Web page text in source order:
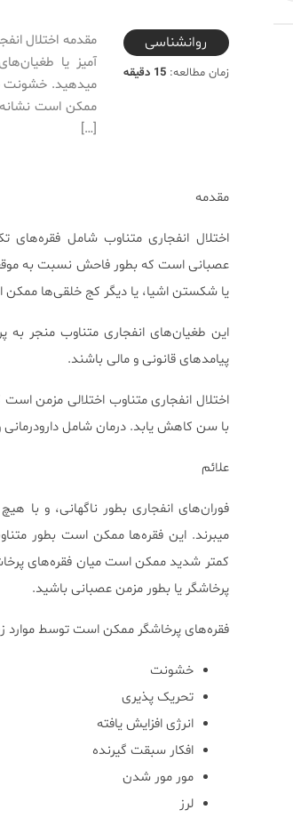
2020-06-11T12:00:00+04:30
روانشناسی
زمان مطالعه:15 دقیقه
مقدمه اختلال
آمیز یا
میدهید. خشونت
ممکن است
[…]
مقدمه
اختلال انفجاری متناوب شامل فقره‌های
عصبانی است که بطور فاحش نسبت به
یا شکستن اشیا، یا دیگر کج خلقی‌ها ممکن
این طغیان‌های انفجاری متناوب منجر به
پیامدهای قانونی و مالی باشند.
اختلال انفجاری متناوب اختلالی مزمن
با سن کاهش یابد. درمان شامل
علائم
میبرند. این فقره‌ها ممکن است بطور
کمتر شدید ممکن است میان فقره‌های
پرخاشگر یا بطور مزمن عصبانی باشید.
فقره‌های پرخاشگر ممکن است توسط موارد
خشونت
تحریک پذیری
انرژی افزایش یافته
افکار سبقت گیرنده
مور مور شدن
لرز